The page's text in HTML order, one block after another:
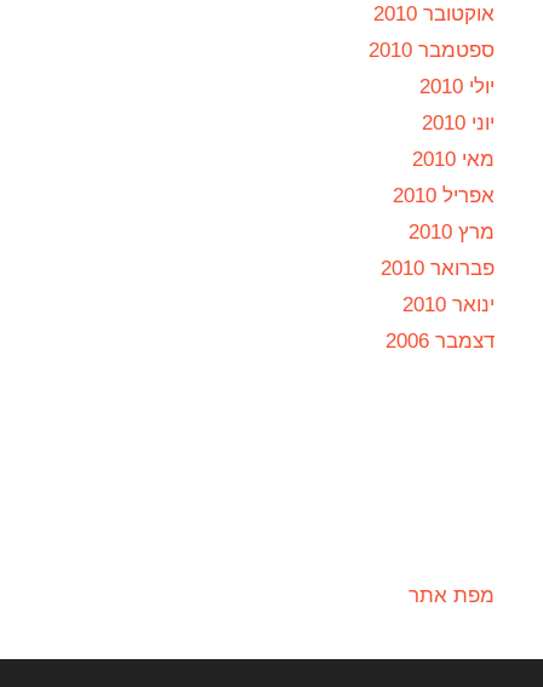
אוקטובר 2010
ספטמבר 2010
יולי 2010
יוני 2010
מאי 2010
אפריל 2010
מרץ 2010
פברואר 2010
ינואר 2010
דצמבר 2006
מפת אתר